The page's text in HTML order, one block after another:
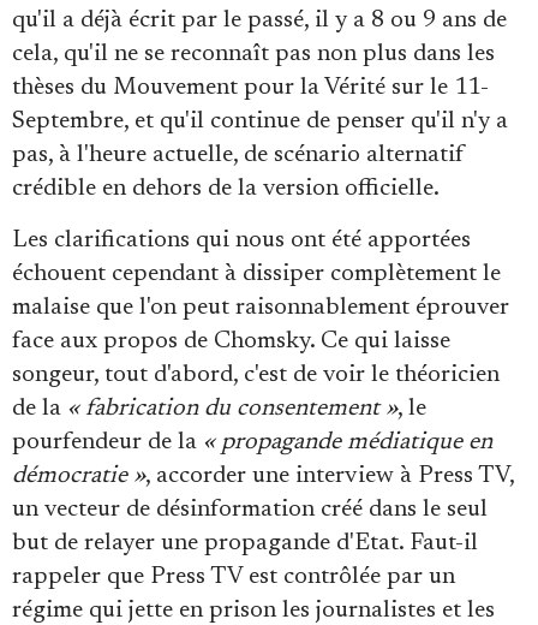
qu'il a déjà écrit par le passé, il y a 8 ou 9 ans de
cela, qu'il ne se reconnaît pas non plus dans les
thèses du Mouvement pour la Vérité sur le 11-
Septembre, et qu'il continue de penser qu'il n'y a
pas, à l'heure actuelle, de scénario alternatif
crédible en dehors de la version officielle.
Les clarifications qui nous ont été apportées
échouent cependant à dissiper complètement le
malaise que l'on peut raisonnablement éprouver
face aux propos de Chomsky. Ce qui laisse
songeur, tout d'abord, c'est de voir le théoricien
de la « fabrication du consentement », le
pourfendeur de la « propagande médiatique en
démocratie », accorder une interview à Press TV,
un vecteur de désinformation créé dans le seul
but de relayer une propagande d'Etat. Faut-il
rappeler que Press TV est contrôlée par un
régime qui jette en prison les journalistes et les